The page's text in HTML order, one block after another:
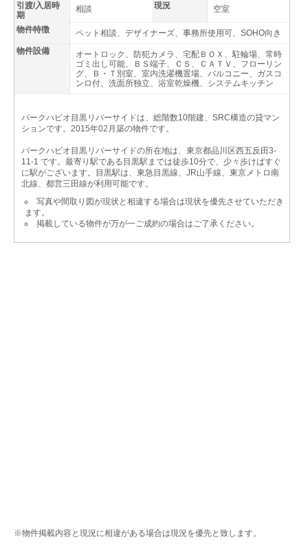
引渡/入居時
期
相談 現況 空室
物件特徴
ペット相談、デザイナーズ、事務所使用可、SOHO向き
物件設備
オートロック、防犯カメラ、宅配ＢＯＸ、駐輪場、常時
ゴミ出し可能、ＢＳ端子、ＣＳ、ＣＡＴＶ、フローリン
グ、Ｂ・Ｔ別室、室内洗濯機置場、バルコニー、ガスコ
ンロ付、洗面所独立、浴室乾燥機、システムキッチン
パークハビオ目黒リバーサイドは、総階数10階建、SRC構造の貸マン
ションです。2015年02月築の物件です。
パークハビオ目黒リバーサイドの所在地は、東京都品川区西五反田3-
11-1 です。最寄り駅である目黒駅までは徒歩10分で、少々歩けばすぐ
に駅がございます。目黒駅は、東急目黒線、JR山手線、東京メトロ南
北線、都営三田線が利用可能です。
写真や間取り図が現状と相違する場合は現状を優先させていただき
ます。
掲載している物件が万が一ご成約の場合はご了承ください。
※物件掲載内容と現況に相違がある場合は現況を優先と致します。